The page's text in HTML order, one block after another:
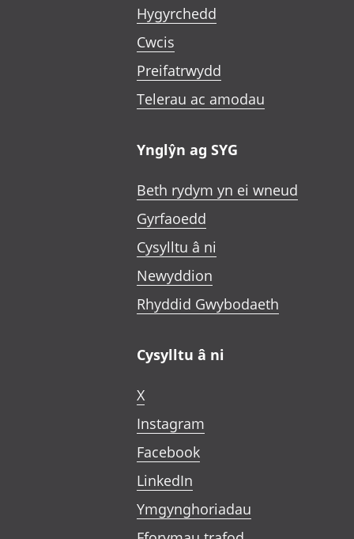
Hygyrchedd
Cwcis
Preifatrwydd
Telerau ac amodau
Ynglŷn ag SYG
Beth rydym yn ei wneud
Gyrfaoedd
Cysylltu â ni
Newyddion
Rhyddid Gwybodaeth
Cysylltu â ni
X
Instagram
Facebook
LinkedIn
Ymgynghoriadau